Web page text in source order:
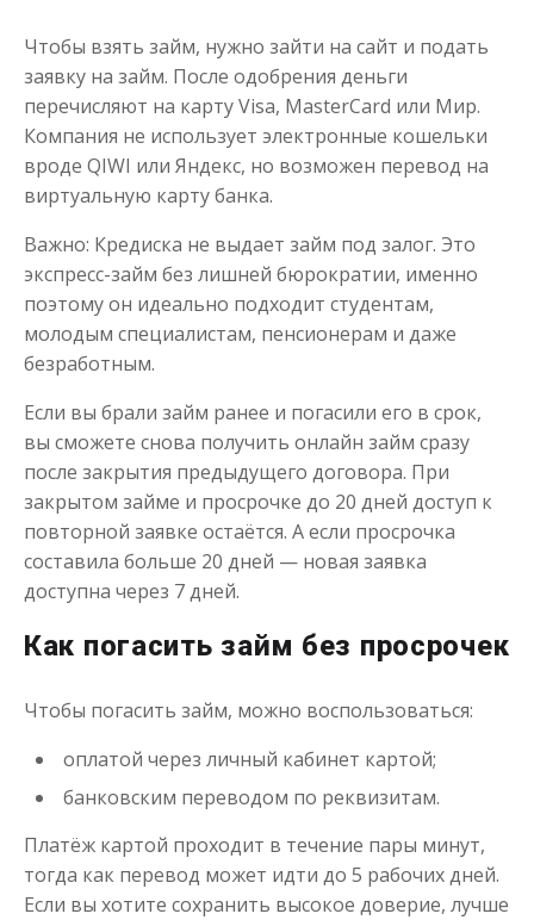
Сумма до50 000 ₽
Срок от 1до 30 дня
Получить
Переведём в долг
Сумма до50 000 ₽
Срок от 1до 21 дня
Получить
Деньги до зарплаты
Сумма до50 000₽
Получить
Чтобы взять займ, нужно зайти на сайт и подать
заявку на займ. После одобрения деньги
перечисляют на карту Visa, MasterCard или Мир.
Компания не использует электронные кошельки
вроде QIWI или Яндекс, но возможен перевод на
виртуальную карту банка.
Важно: Кредиска не выдает займ под залог. Это
экспресс-займ без лишней бюрократии, именно
поэтому он идеально подходит студентам,
молодым специалистам, пенсионерам и даже
безработным.
Если вы брали займ ранее и погасили его в срок,
вы сможете снова получить онлайн займ сразу
после закрытия предыдущего договора. При
закрытом займе и просрочке до 20 дней доступ к
повторной заявке остаётся. А если просрочка
составила больше 20 дней — новая заявка
доступна через 7 дней.
Как погасить займ без просрочек
Чтобы погасить займ, можно воспользоваться:
оплатой через личный кабинет картой;
банковским переводом по реквизитам.
Платёж картой проходит в течение пары минут,
тогда как перевод может идти до 5 рабочих дней.
Если вы хотите сохранить высокое доверие, лучше